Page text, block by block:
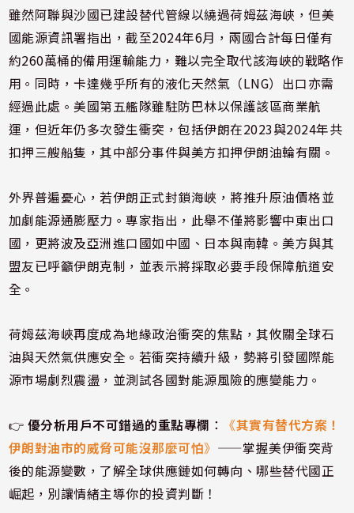
雖然阿聯與沙國已建設替代管線以繞過荷姆茲海峽，但美
國能源資訊署指出，截至2024年6月，兩國合計每日僅有
約260萬桶的備用運輸能力，難以完全取代該海峽的戰略作
用。同時，卡達幾乎所有的液化天然氣（LNG）出口亦需
經過此處。美國第五艦隊雖駐防巴林以保護該區商業航
運，但近年仍多次發生衝突，包括伊朗在2023與2024年共
扣押三艘船隻，其中部分事件與美方扣押伊朗油輪有關。
外界普遍憂心，若伊朗正式封鎖海峽，將推升原油價格並
加劇能源通膨壓力。專家指出，此舉不僅將影響中東出口
國，更將波及亞洲進口國如中國、日本與南韓。美方與其
盟友已呼籲伊朗克制，並表示將採取必要手段保障航道安
全。
荷姆茲海峽再度成為地緣政治衝突的焦點，其攸關全球石
油與天然氣供應安全。若衝突持續升級，勢將引發國際能
源市場劇烈震盪，並測試各國對能源風險的應變能力。
👉 優分析用戶不可錯過的重點專欄 ： 《其實有替代方案！
伊朗對油市的威脅可能沒那麼可怕》 ——掌握美伊衝突背
後的能源變數，了解全球供應鏈如何轉向、哪些替代國正
崛起，別讓情緒主導你的投資判斷！